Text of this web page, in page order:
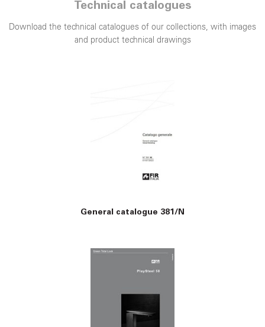
Technical catalogues
Download the technical catalogues of our collections, with images
and product technical drawings
General catalogue 381/N